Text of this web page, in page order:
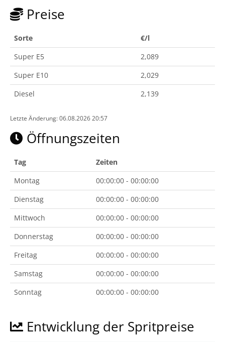
Preise
Sorte
€/l
Super E5
2,089
Super E10
2,029
Diesel
2,139
Letzte Änderung: 06.08.2026 20:57
Öffnungszeiten
Tag
Zeiten
Montag
00:00:00 - 00:00:00
Dienstag
00:00:00 - 00:00:00
Mittwoch
00:00:00 - 00:00:00
Donnerstag
00:00:00 - 00:00:00
Freitag
00:00:00 - 00:00:00
Samstag
00:00:00 - 00:00:00
Sonntag
00:00:00 - 00:00:00
Entwicklung der Spritpreise